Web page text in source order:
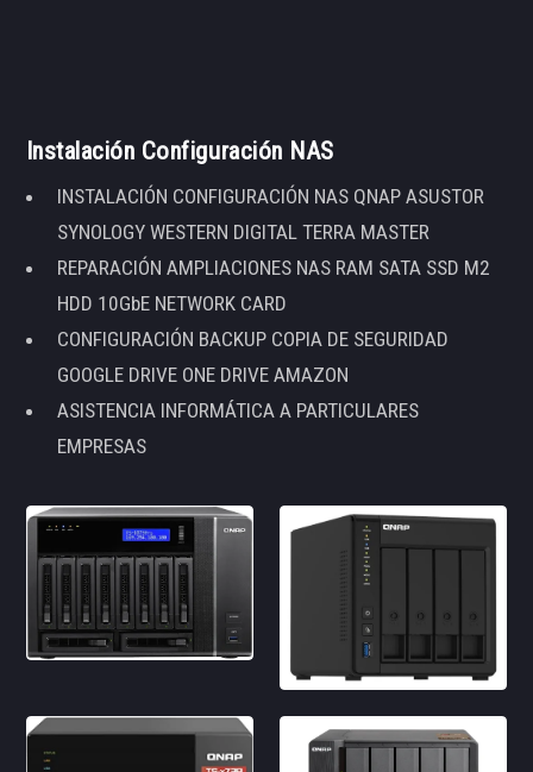
Instalación Configuración NAS
INSTALACIÓN CONFIGURACIÓN NAS QNAP ASUSTOR
SYNOLOGY WESTERN DIGITAL TERRA MASTER
REPARACIÓN AMPLIACIONES NAS RAM SATA SSD M2
HDD 10GbE NETWORK CARD
CONFIGURACIÓN BACKUP COPIA DE SEGURIDAD
GOOGLE DRIVE ONE DRIVE AMAZON
ASISTENCIA INFORMÁTICA A PARTICULARES
EMPRESAS